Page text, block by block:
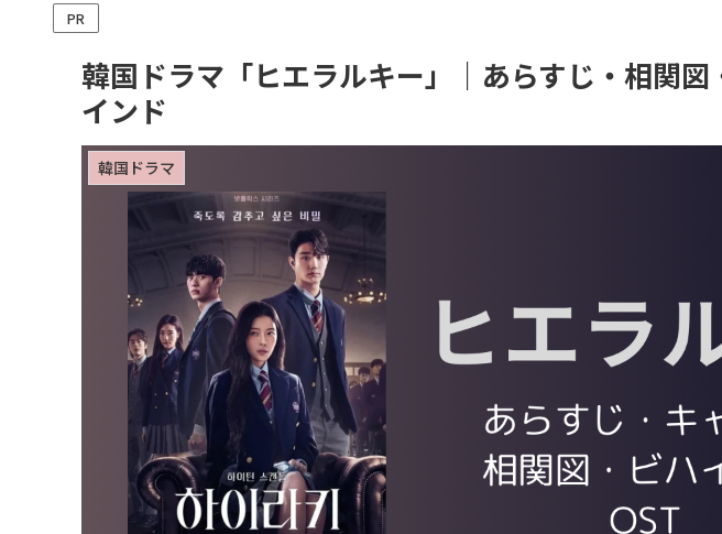
PR
韓国ドラマ「ヒエラルキー」｜あらすじ・相関
インド
韓国ドラマ